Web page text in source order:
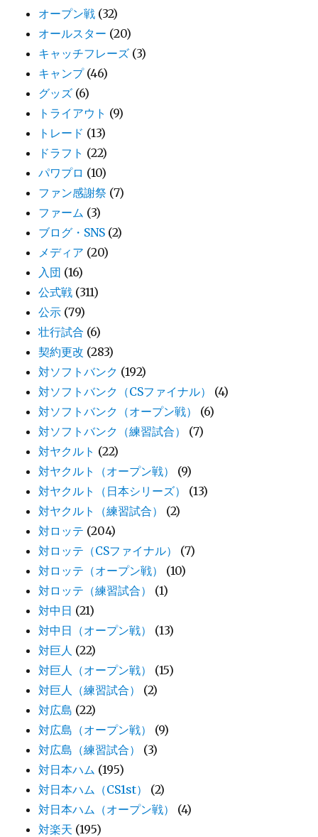
オープン戦 (32)
オールスター (20)
キャッチフレーズ (3)
キャンプ(46)
グッズ (6)
トライアウト (9)
トレード (13)
ドラフト (22)
パワプロ (10)
ファン感謝祭 (7)
ファーム (3)
ブログ・SNS (2)
メディア (20)
入団 (16)
公式戦 (311)
公示 (79)
壮行試合 (6)
契約更改 (283)
対ソフトバンク (192)
対ソフトバンク（CSファイナル）
(4)
対ソフトバンク（オープン戦）
(6)
対ソフトバンク（練習試合）
(7)
対ヤクルト (22)
対ヤクルト（オープン戦）
(9)
対ヤクルト（日本シリーズ）
(13)
対ヤクルト（練習試合）
(2)
対ロッテ (204)
対ロッテ（CSファイナル）
(7)
対ロッテ（オープン戦）
(10)
対ロッテ（練習試合）
(1)
対中日 (21)
対中日（オープン戦）
(13)
対巨人 (22)
対巨人（オープン戦）
(15)
対巨人（練習試合）
(2)
対広島 (22)
対広島（オープン戦）
(9)
対広島（練習試合）
(3)
対日本ハム (195)
対日本ハム（CS1st）
(2)
対日本ハム（オープン戦）
(4)
対楽天 (195)